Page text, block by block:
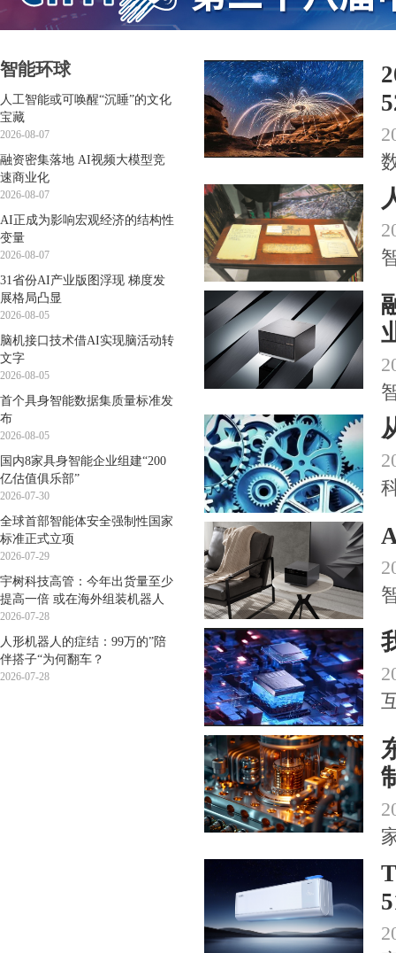
智能环球
人工智能或可唤醒“沉睡”的文化
宝藏
2026-08-07
融资密集落地 AI视频大模型竞
速商业化
2026-08-07
AI正成为影响宏观经济的结构性
变量
2026-08-07
31省份AI产业版图浮现 梯度发
展格局凸显
2026-08-05
脑机接口技术借AI实现脑活动转
文字
2026-08-05
首个具身智能数据集质量标准发
布
2026-08-05
国内8家具身智能企业组建“200
亿估值俱乐部”
2026-07-30
全球首部智能体安全强制性国家
标准正式立项
2026-07-29
宇树科技高管：今年出货量至少
提高一倍 或在海外组装机器人
2026-07-28
人形机器人的症结：99万的”陪
伴搭子“为何翻车？
2026-07-28